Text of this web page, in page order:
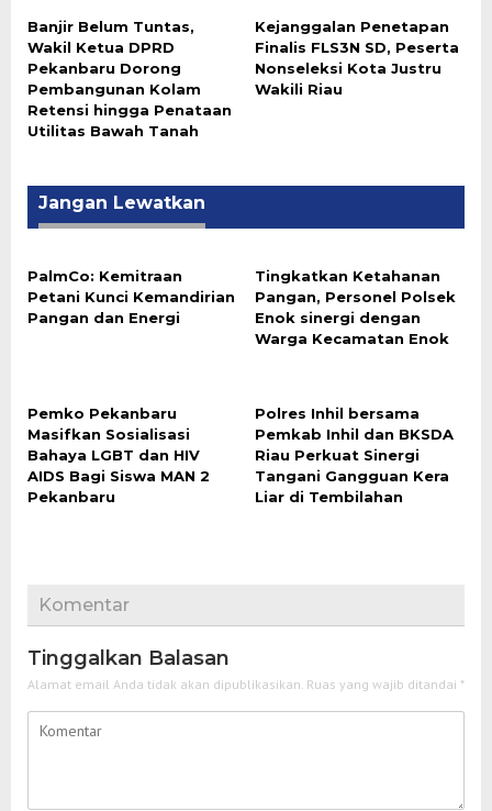
Banjir Belum Tuntas,
Wakil Ketua DPRD
Pekanbaru Dorong
Pembangunan Kolam
Retensi hingga Penataan
Utilitas Bawah Tanah
Kejanggalan Penetapan
Finalis FLS3N SD, Peserta
Nonseleksi Kota Justru
Wakili Riau
Jangan Lewatkan
PalmCo: Kemitraan
Petani Kunci Kemandirian
Pangan dan Energi
Tingkatkan Ketahanan
Pangan, Personel Polsek
Enok sinergi dengan
Warga Kecamatan Enok
‎Pemko Pekanbaru
Masifkan Sosialisasi
Bahaya LGBT dan HIV
AIDS Bagi Siswa MAN 2
Pekanbaru
Polres Inhil bersama
Pemkab Inhil dan BKSDA
Riau Perkuat Sinergi
Tangani Gangguan Kera
Liar di Tembilahan
Komentar
Tinggalkan Balasan
Alamat email Anda tidak akan dipublikasikan. Ruas yang wajib ditandai *